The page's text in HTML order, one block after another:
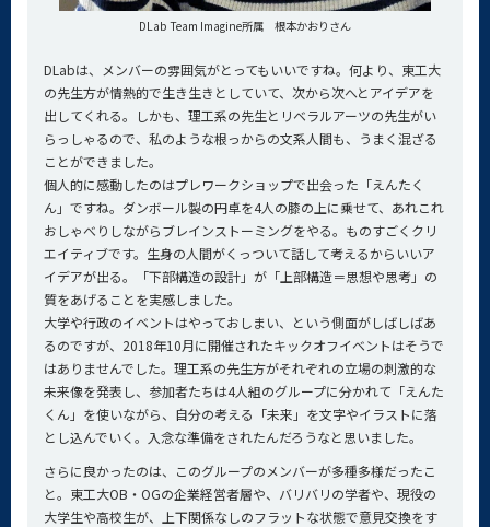
DLab Team Imagine所属 根本かおりさん
DLabは、メンバーの雰囲気がとってもいいですね。何より、東工大
の先生方が情熱的で生き生きとしていて、次から次へとアイデアを
出してくれる。しかも、理工系の先生とリベラルアーツの先生がい
らっしゃるので、私のような根っからの文系人間も、うまく混ざる
ことができました。
個人的に感動したのはプレワークショップで出会った「えんたく
ん」ですね。ダンボール製の円卓を4人の膝の上に乗せて、あれこれ
おしゃべりしながらブレインストーミングをやる。ものすごくクリ
エイティブです。生身の人間がくっついて話して考えるからいいア
イデアが出る。「下部構造の設計」が「上部構造＝思想や思考」の
質をあげることを実感しました。
大学や行政のイベントはやっておしまい、という側面がしばしばあ
るのですが、2018年10月に開催されたキックオフイベントはそうで
はありませんでした。理工系の先生方がそれぞれの立場の刺激的な
未来像を発表し、参加者たちは4人組のグループに分かれて「えんた
くん」を使いながら、自分の考える「未来」を文字やイラストに落
とし込んでいく。入念な準備をされたんだろうなと思いました。
さらに良かったのは、このグループのメンバーが多種多様だったこ
と。東工大OB・OGの企業経営者層や、バリバリの学者や、現役の
大学生や高校生が、上下関係なしのフラットな状態で意見交換をす